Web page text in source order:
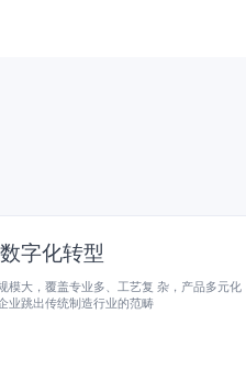
字化转型
大，覆盖专业多、工艺复 杂，产品多元化
业跳出传统制造行业的范畴